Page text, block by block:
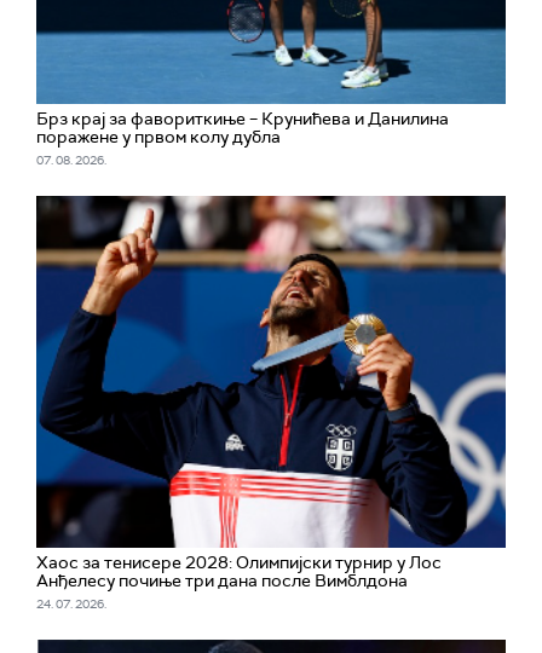
Брз крај за фавориткиње – Крунићева и Данилина
поражене у првом колу дубла
07. 08. 2026.
Хаос за тенисере 2028: Олимпијски турнир у Лос
Анђелесу почињe три дана после Вимблдона
24. 07. 2026.